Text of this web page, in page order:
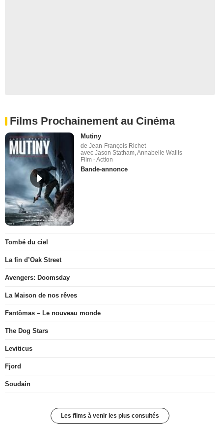
Films Prochainement au Cinéma
Mutiny
de Jean-François Richet
avec Jason Statham, Annabelle Wallis
Film - Action
Bande-annonce
Tombé du ciel
La fin d’Oak Street
Avengers: Doomsday
La Maison de nos rêves
Fantômas – Le nouveau monde
The Dog Stars
Leviticus
Fjord
Soudain
Les films à venir les plus consultés